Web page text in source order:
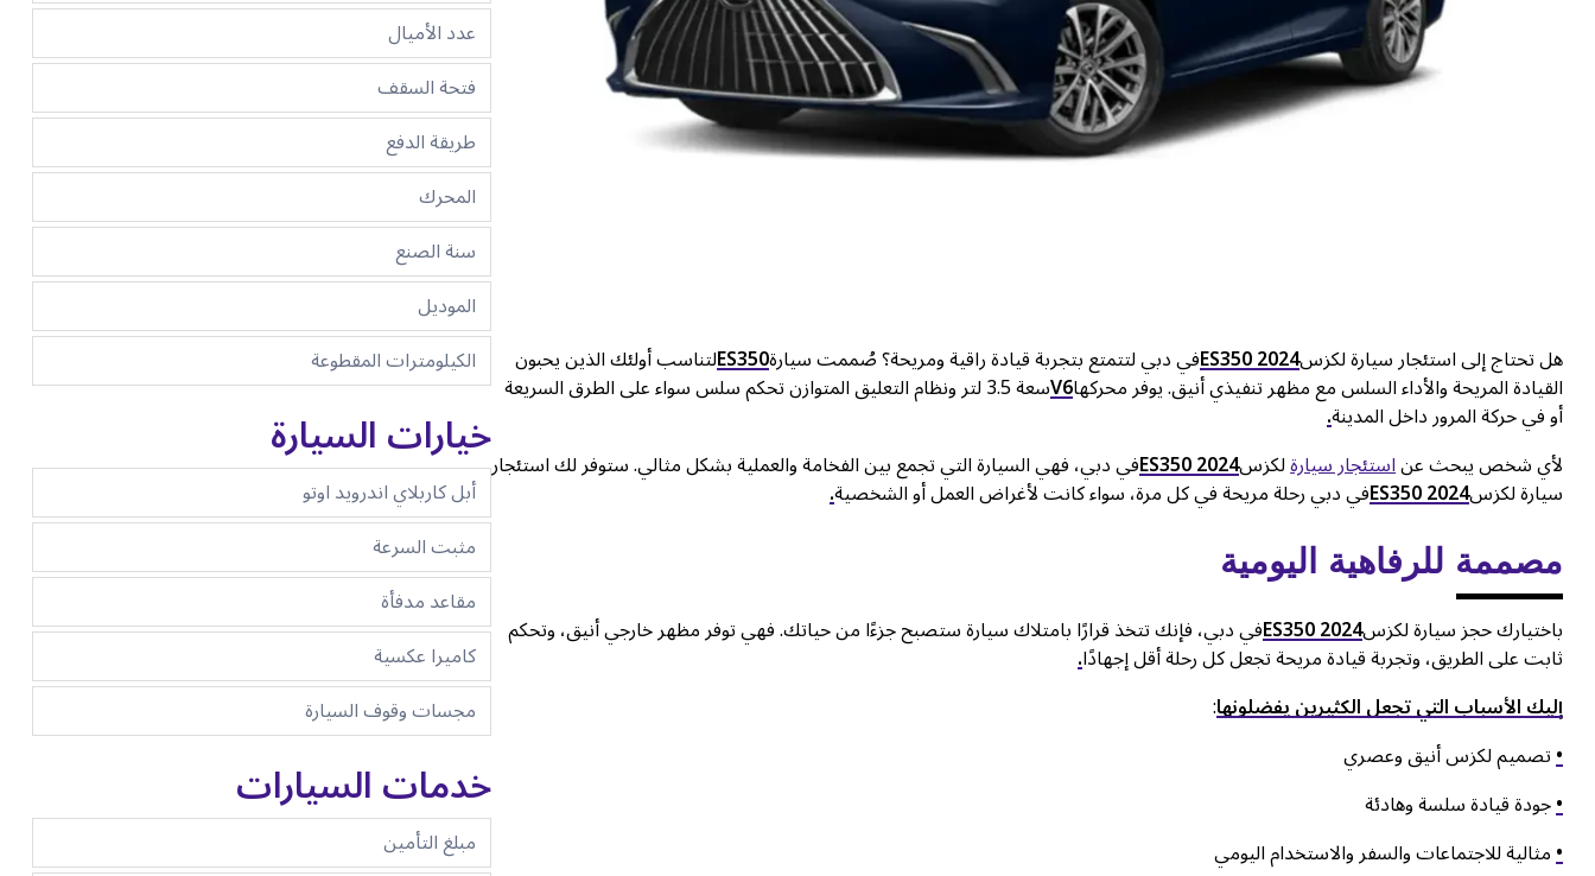
هل تحتاج إلى استئجار سيارة لكزسES350 2024في دبي لتتمتع بتجربة قيادة راقية ومريحة؟ صُممت سيارةES350لتناسب أولئك الذين يحبون
القيادة المريحة والأداء السلس مع مظهر تنفيذي أنيق. يوفر محركهاV6 سعة 3.5 لتر ونظام التعليق المتوازن تحكم سلس سواء على الطرق السريعة
أو في حركة المرور داخل المدينة.
لأي شخص يبحث عناستئجار سيارةلكزسES350 2024في دبي، فهي السيارة التي تجمع بين الفخامة والعملية بشكل مثالي. ستوفر لك استئجار
سيارة لكزسES350 2024في دبي رحلة مريحة في كل مرة، سواء كانت لأغراض العمل أو الشخصية.
مصممة للرفاهية اليومية
باختيارك حجز سيارة لكزسES350 2024في دبي، فإنك تتخذ قرارًا بامتلاك سيارة ستصبح جزءًا من حياتك. فهي توفر مظهر خارجي أنيق، وتحكم
ثابت على الطريق، وتجربة قيادة مريحة تجعل كل رحلة أقل إجهادًا.
إليك الأسباب التي تجعل الكثيرين يفضلونها:
•تصميم لكزس أنيق وعصري
•جودة قيادة سلسة وهادئة
•مثالية للاجتماعات والسفر والاستخدام اليومي
عدد الأميال
فتحة السقف
طريقة الدفع
المحرك
سنة الصنع
الموديل
الكيلومترات المقطوعة
خيارات السيارة
أبل كاربلاي اندرويد اوتو
مثبت السرعة
مقاعد مدفأة
كاميرا عكسية
مجسات وقوف السيارة
خدمات السيارات
مبلغ التأمين